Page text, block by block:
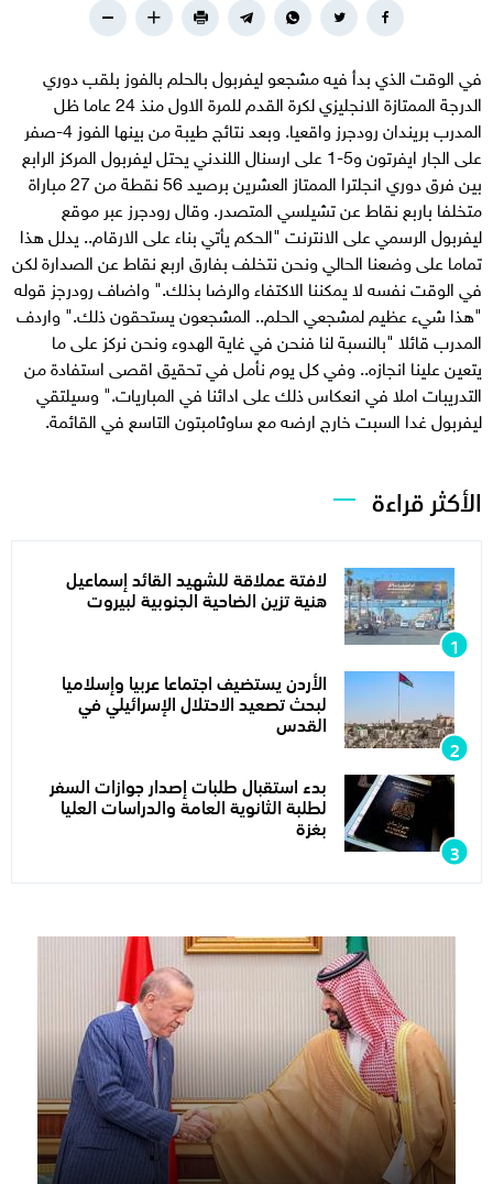
في الوقت الذي بدأ فيه مشجعو ليفربول بالحلم بالفوز بلقب دوري
الدرجة الممتازة الانجليزي لكرة القدم للمرة الاول منذ 24 عاما ظل
المدرب بريندان رودجرز واقعيا. وبعد نتائج طيبة من بينها الفوز 4-صفر
على الجار ايفرتون و5-1 على ارسنال اللندني يحتل ليفربول المركز الرابع
بين فرق دوري انجلترا الممتاز العشرين برصيد 56 نقطة من 27 مباراة
متخلفا باربع نقاط عن تشيلسي المتصدر. وقال رودجرز عبر موقع
ليفربول الرسمي على الانترنت "الحكم يأتي بناء على الارقام.. يدلل هذا
تماما على وضعنا الحالي ونحن نتخلف بفارق اربع نقاط عن الصدارة لكن
في الوقت نفسه لا يمكننا الاكتفاء والرضا بذلك." واضاف رودرجز قوله
"هذا شيء عظيم لمشجعي الحلم.. المشجعون يستحقون ذلك." واردف
المدرب قائلا "بالنسبة لنا فنحن في غاية الهدوء ونحن نركز على ما
يتعين علينا انجازه.. وفي كل يوم نأمل في تحقيق اقصى استفادة من
التدريبات املا في انعكاس ذلك على ادائنا في المباريات." وسيلتقي
ليفربول غدا السبت خارج ارضه مع ساوثامبتون التاسع في القائمة.
الأكثر قراءة
لافتة عملاقة للشهيد القائد إسماعيل
هنية تزين الضاحية الجنوبية لبيروت
الأردن يستضيف اجتماعا عربيا وإسلاميا
لبحث تصعيد الاحتلال الإسرائيلي في
القدس
بدء استقبال طلبات إصدار جوازات السفر
لطلبة الثانوية العامة والدراسات العليا
بغزة